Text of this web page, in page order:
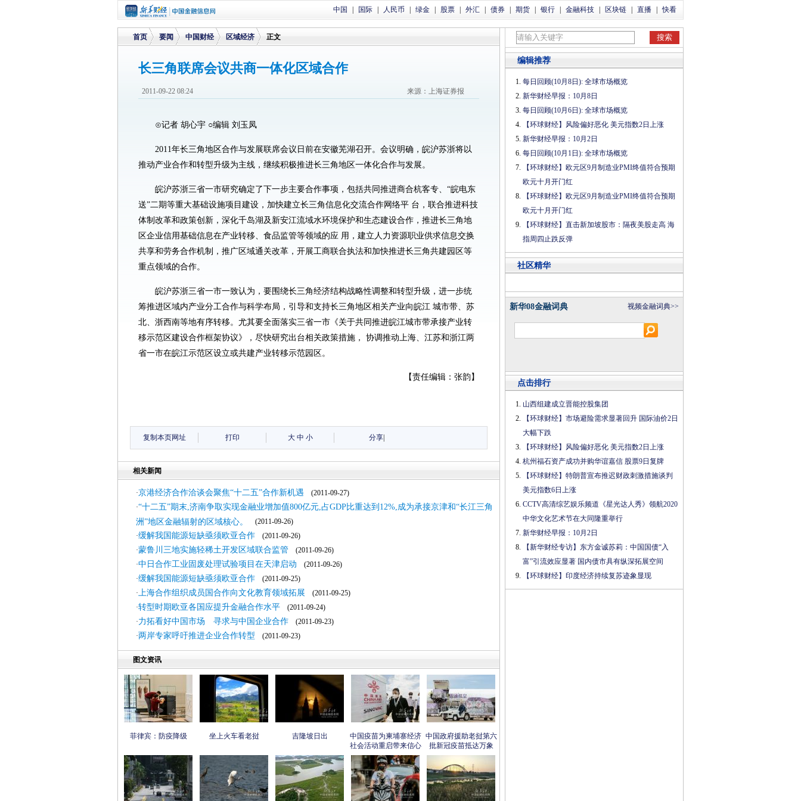
中国 国际 人民币 绿金 股票 外汇 债券 期货 银行 金融科技 区块链 直播 快看
首页
>
要闻
>
中国财经 区域经济 正文
长三角联席会议共商一体化区域合作
来源：上海证券报
2011-09-22 08:24
⊙记者 胡心宇 ○编辑 刘玉凤
2011年长三角地区合作与发展联席会议日前在安徽芜湖召开。会议明确，皖沪苏浙将以
推动产业合作和转型升级为主线，继续积极推进长三角地区一体化合作与发展。
皖沪苏浙三省一市研究确定了下一步主要合作事项，包括共同推进商合杭客专、“皖电东
送”二期等重大基础设施项目建设，加快建立长三角信息化交流合作网络平 台，联合推进科技
体制改革和政策创新，深化千岛湖及新安江流域水环境保护和生态建设合作，推进长三角地
区企业信用基础信息在产业转移、食品监管等领域的应 用，建立人力资源职业供求信息交换
共享和劳务合作机制，推广区域通关改革，开展工商联合执法和加快推进长三角共建园区等
重点领域的合作。
皖沪苏浙三省一市一致认为，要围绕长三角经济结构战略性调整和转型升级，进一步统
筹推进区域内产业分工合作与科学布局，引导和支持长三角地区相关产业向皖江 城市带、苏
北、浙西南等地有序转移。尤其要全面落实三省一市《关于共同推进皖江城市带承接产业转
移示范区建设合作框架协议》，尽快研究出台相关政策措施， 协调推动上海、江苏和浙江两
省一市在皖江示范区设立或共建产业转移示范园区。
【责任编辑：张韵】
复制本页网址 打印 大 中 小 分享
相关新闻
·京港经济合作洽谈会聚焦“十二五”合作新机遇 (2011-09-27)
·“十二五”期末,济南争取实现金融业增加值800亿元,占GDP比重达到12%,成为承接京津和“长江三角
洲”地区金融辐射的区域核心。
(2011-09-26)
·缓解我国能源短缺亟须欧亚合作 (2011-09-26)
·蒙鲁川三地实施轻稀土开发区域联合监管 (2011-09-26)
·中日合作工业固废处理试验项目在天津启动 (2011-09-26)
·缓解我国能源短缺亟须欧亚合作 (2011-09-25)
·上海合作组织成员国合作向文化教育领域拓展 (2011-09-25)
·转型时期欧亚各国应提升金融合作水平 (2011-09-24)
·力拓看好中国市场 寻求与中国企业合作 (2011-09-23)
·两岸专家呼吁推进企业合作转型 (2011-09-23)
图文资讯
菲律宾：防疫降级 坐上火车看老挝 吉隆坡日出
中国疫苗为柬埔寨经济
社会活动重启带来信心
中国政府援助老挝第六
批新冠疫苗抵达万象
编辑推荐
每日回顾(10月8日): 全球市场概览
新华财经早报：10月8日
每日回顾(10月6日): 全球市场概览
【环球财经】风险偏好恶化 美元指数2日上涨
新华财经早报：10月2日
每日回顾(10月1日): 全球市场概览
【环球财经】欧元区9月制造业PMI终值符合预期
欧元十月开门红
【环球财经】欧元区9月制造业PMI终值符合预期
欧元十月开门红
【环球财经】直击新加坡股市：隔夜美股走高 海
指周四止跌反弹
社区精华
新华08金融词典 视频金融词典>>
点击排行
山西组建成立晋能控股集团
【环球财经】市场避险需求显著回升 国际油价2日
大幅下跌
【环球财经】风险偏好恶化 美元指数2日上涨
杭州福石资产成功并购华谊嘉信 股票9日复牌
【环球财经】特朗普宣布推迟财政刺激措施谈判
美元指数6日上涨
CCTV高清综艺娱乐频道《星光达人秀》领航2020
中华文化艺术节在大同隆重举行
新华财经早报：10月2日
【新华财经专访】东方金诚苏莉：中国国债“入
富”引流效应显著 国内债市具有纵深拓展空间
【环球财经】印度经济持续复苏迹象显现